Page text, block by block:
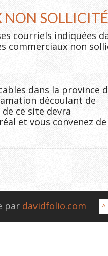
NON
courriels indiquées
commerciaux non
dans la province
découlant de
ce site devra
et vous convenez de
par davidfolio.com ^